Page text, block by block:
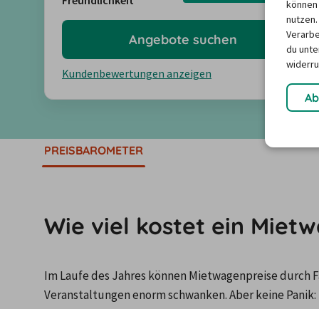
Kundenbewertungen anzeigen
Angebote suchen
PREISBAROMETER
Wie viel kostet ein
Im Laufe des Jahres können Mietwagenpreise durch
Veranstaltungen enorm schwanken. Aber keine
du